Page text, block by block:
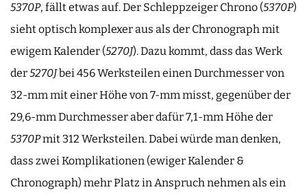
5370P, fällt etwas auf. Der Schleppzeiger Chrono (5370P)
sieht optisch komplexer aus als der Chronograph mit
ewigem Kalender (5270J). Dazu kommt, dass das Werk
der5270Jbei 456 Werksteilen einen Durchmesser von
32-mm mit einer Höhe von 7-mm misst, gegenüber der
29,6-mm Durchmesser aber dafür 7,1-mm Höhe der
5370Pmit 312 Werksteilen. Dabei würde man denken,
dass zwei Komplikationen (ewiger Kalender &
Chronograph) mehr Platz in Anspruch nehmen als ein